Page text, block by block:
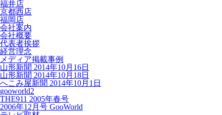
福井店
京都西店
福岡店
会社案内
会社概要
代表者挨拶
経営理念
メディア掲載事例
山形新聞 2014年10月16日
山形新聞 2014年10月18日
へこみ屋新聞 2014年10月1日
gooworld2
THE911 2005年春号
2006年12月号 GooWorld